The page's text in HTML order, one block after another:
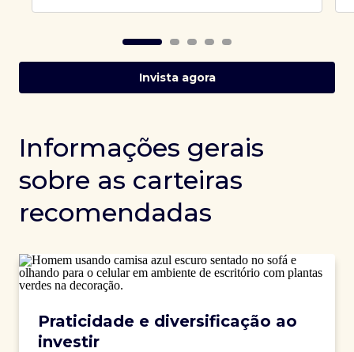
Invista agora
Informações gerais
sobre as carteiras
recomendadas
Praticidade e diversificação ao
investir